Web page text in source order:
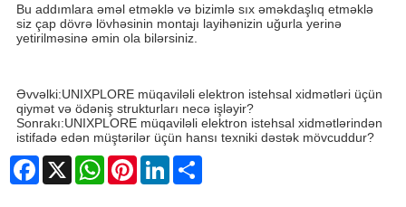
Bu addımlara əməl etməklə və bizimlə sıx əməkdaşlıq etməklə
siz çap dövrə lövhəsinin montajı layihənizin uğurla yerinə
yetirilməsinə əmin ola bilərsiniz.
Əvvəlki:UNIXPLORE müqaviləli elektron istehsal xidmətləri üçün
qiymət və ödəniş strukturları necə işləyir?
Sonrakı:UNIXPLORE müqaviləli elektron istehsal xidmətlərindən
istifadə edən müştərilər üçün hansı texniki dəstək mövcuddur?
Facebook
X WhatsAppPinterestLinkedInShare